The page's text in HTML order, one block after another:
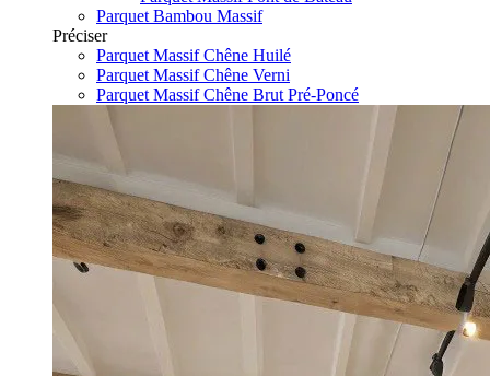
Parquet Bambou Massif
Préciser
Parquet Massif Chêne Huilé
Parquet Massif Chêne Verni
Parquet Massif Chêne Brut Pré-Poncé